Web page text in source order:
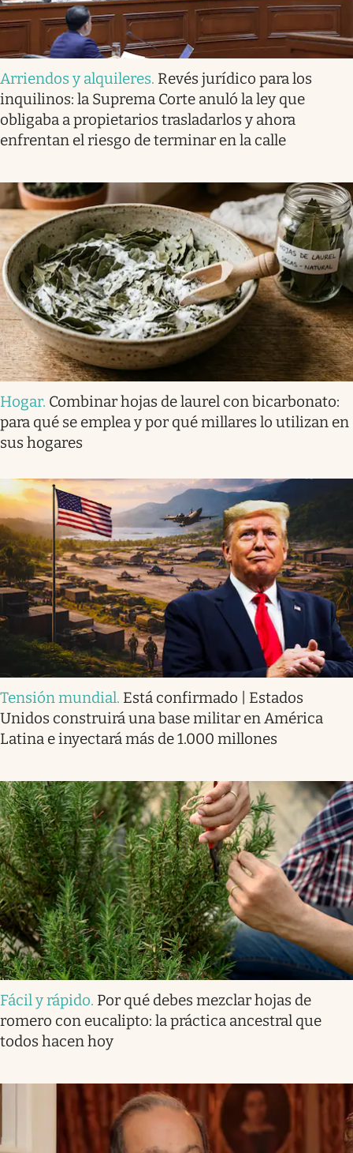
Arriendos y alquileres. Revés jurídico para los
inquilinos: la Suprema Corte anuló la ley que
obligaba a propietarios trasladarlos y ahora
enfrentan el riesgo de terminar en la calle
Hogar. Combinar hojas de laurel con bicarbonato:
para qué se emplea y por qué millares lo utilizan en
sus hogares
Tensión mundial. Está confirmado | Estados
Unidos construirá una base militar en América
Latina e inyectará más de 1.000 millones
Fácil y rápido. Por qué debes mezclar hojas de
romero con eucalipto: la práctica ancestral que
todos hacen hoy